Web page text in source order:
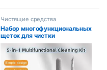
Чистящие средства
Набор многофункциональных
щеток для чистки
электроники, 9,5*5,5*2 см